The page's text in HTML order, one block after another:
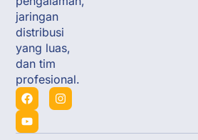
jaringan
distribusi
yang luas,
dan tim
profesional.